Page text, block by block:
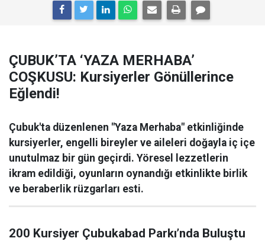
ÇUBUK’TA ‘YAZA MERHABA’
COŞKUSU: Kursiyerler Gönüllerince
Eğlendi!
Çubuk'ta düzenlenen "Yaza Merhaba" etkinliğinde
kursiyerler, engelli bireyler ve aileleri doğayla iç içe
unutulmaz bir gün geçirdi. Yöresel lezzetlerin
ikram edildiği, oyunların oynandığı etkinlikte birlik
ve beraberlik rüzgarları esti.
200 Kursiyer Çubukabad Parkı’nda Buluştu